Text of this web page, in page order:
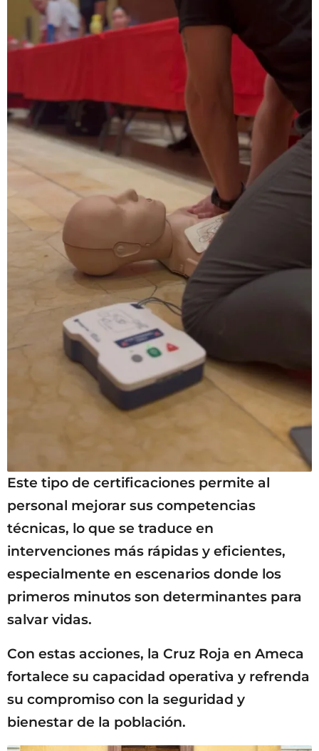
Este tipo de certificaciones permite al
personal mejorar sus competencias
técnicas, lo que se traduce en
intervenciones más rápidas y eficientes,
especialmente en escenarios donde los
primeros minutos son determinantes para
salvar vidas.
Con estas acciones, la Cruz Roja en Ameca
fortalece su capacidad operativa y refrenda
su compromiso con la seguridad y
bienestar de la población.